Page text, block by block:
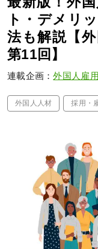
ト・デメリ
法も解説【
第11回】
連載企画：外国人雇
外国人人材 採用・